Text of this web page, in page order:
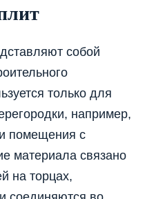
собой
только для
например,
помещения с
материала связано
на торцах,